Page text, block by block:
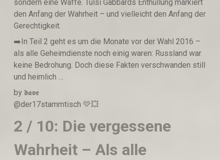
sondern eine Waffe. Tulsi Gabbards Enthüllung markiert
den Anfang der Wahrheit – und vielleicht den Anfang der
Gerechtigkeit.
➡️In Teil 2 geht es um die Monate vor der Wahl 2016 –
als alle Geheimdienste noch einig waren: Russland war
keine Bedrohung. Doch diese Fakten verschwanden still
und heimlich …
by 𝖉𝖆𝖛𝖊
@der17stammtisch 💛💥
2 / 10: Die vergessene
Wahrheit – Als alle